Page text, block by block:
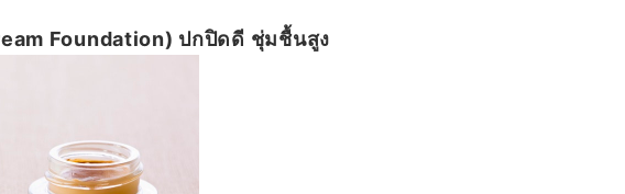
Foundation) ปกปิดดี ชุ่มชื้นสูง